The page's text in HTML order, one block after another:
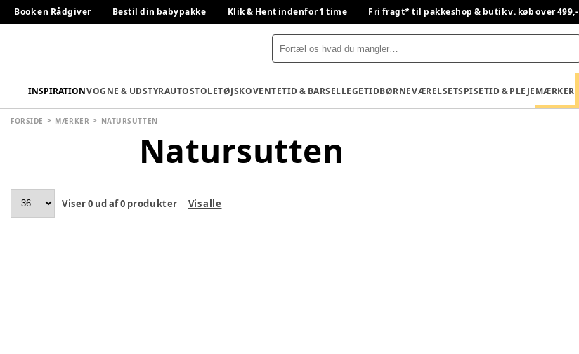
Book en Rådgiver Bestil din babypakke Klik & Hent indenfor 1 time Fri fragt* til pakkeshop & butik v. køb over 499,-
INSPIRATIONVOGNE & UDSTYRAUTOSTOLETØJSKOVENTETID & BARSELLEGETIDBØRNEVÆRELSETSPISETID & PLEJEMÆRKER
FORSIDE MÆRKER NATURSUTTEN
Natursutten
Viser0 ud af0 produkter Vis alle